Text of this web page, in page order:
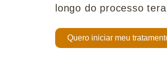
longo do processo
Quero iniciar meu